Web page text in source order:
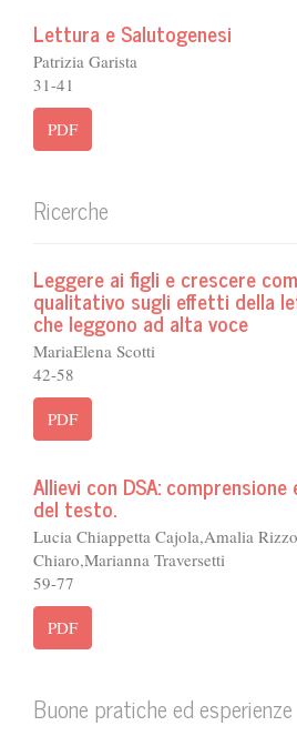
Lettura e Salutogenesi
Patrizia Garista
31-41
PDF
Ricerche
Leggere ai figli e crescere
qualitativo sugli effetti della
che leggono ad alta voce
MariaElena Scotti
42-58
PDF
Allievi con DSA:
del testo.
Lucia Chiappetta Cajola,Amalia
Chiaro,Marianna Traversetti
59-77
PDF
Buone pratiche ed esperienze